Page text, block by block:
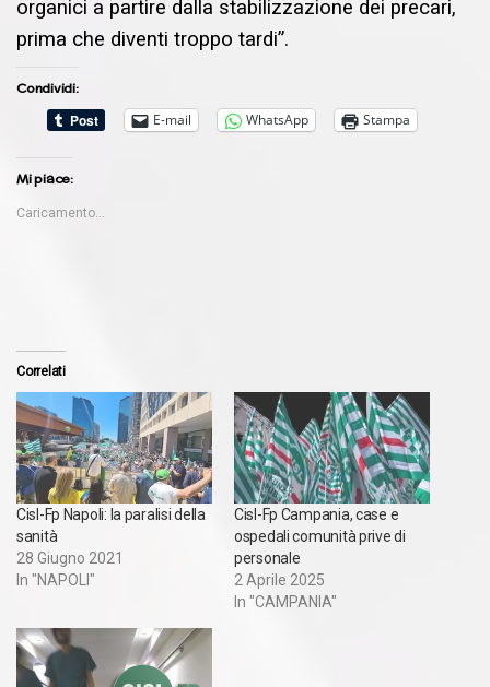
organici a partire dalla stabilizzazione dei precari,
prima che diventi troppo tardi”.
Condividi:
E-mail
WhatsApp Stampa
Mi piace:
Caricamento...
Correlati
Cisl-Fp Napoli: la paralisi della
sanità
28 Giugno 2021
In "NAPOLI"
Cisl-Fp Campania, case e
ospedali comunità prive di
personale
2 Aprile 2025
In "CAMPANIA"